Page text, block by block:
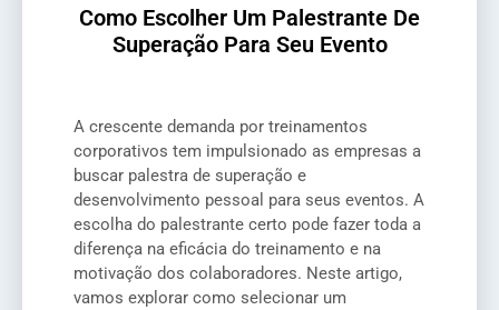
Como Escolher Um Palestrante De
Superação Para Seu Evento
A crescente demanda por treinamentos
corporativos tem impulsionado as empresas a
buscar palestra de superação e
desenvolvimento pessoal para seus eventos. A
escolha do palestrante certo pode fazer toda a
diferença na eficácia do treinamento e na
motivação dos colaboradores. Neste artigo,
vamos explorar como selecionar um